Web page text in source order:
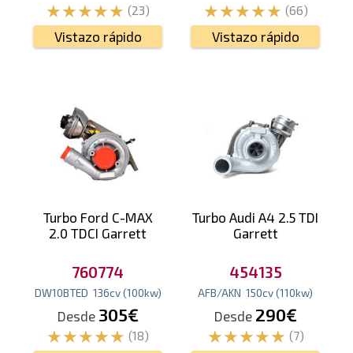
(23)
Vistazo rápido
(66)
Vistazo rápido
Turbo Ford C-MAX
2.0 TDCI Garrett
760774
DW10BTED 136cv (100kw)
Desde 305€
(18)
Turbo Audi A4 2.5 TDI
Garrett
454135
AFB/AKN 150cv(110kw)
Desde 290€
(7)